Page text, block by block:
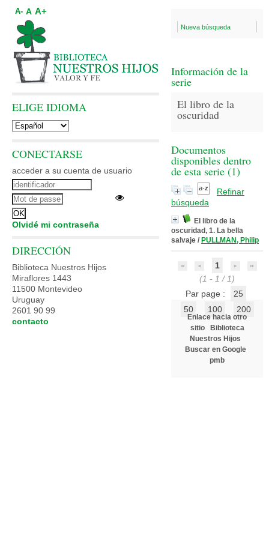
Nueva búsqueda
Información de la
serie
El libro de la
oscuridad
Documentos
disponibles dentro
de esta serie (1)
Refinar
búsqueda
El libro de la
oscuridad, 1. La bella
salvaje / PULLMAN, Philip
1
(1 - 1 / 1)
Par page :
25
50
100 200
Enlace hacia otro
sitio
Biblioteca
Nuestros Hijos
Buscar en Google
pmb
A- A A+
ELIGE IDIOMA
CONECTARSE
acceder a su cuenta de usuario
Olvidé mi contraseña
DIRECCIÓN
Biblioteca Nuestros Hijos
Miraflores 1443
11500 Montevideo
Uruguay
2601 90 99
contacto